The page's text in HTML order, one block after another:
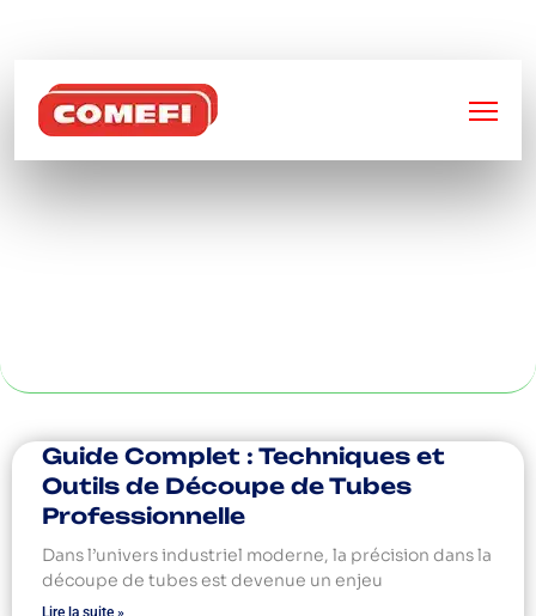
PALETTES
Guide Complet : Techniques et
Outils de Découpe de Tubes
Professionnelle
Dans l’univers industriel moderne, la précision dans la
découpe de tubes est devenue un enjeu
Lire la suite »